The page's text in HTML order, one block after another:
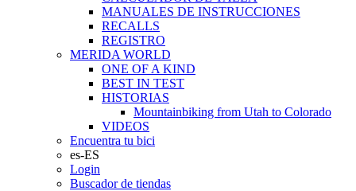
MANUALES DE INSTRUCCIONES
RECALLS
REGISTRO
MERIDA WORLD
ONE OF A KIND
BEST IN TEST
HISTORIAS
Mountainbiking from Utah to Colorado
VIDEOS
Encuentra tu bici
es-ES
Login
Buscador de tiendas